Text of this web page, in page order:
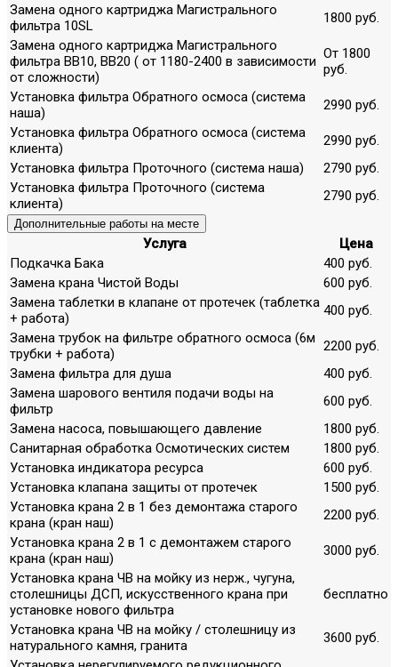
Замена одного картриджа Магистрального
фильтра 10SL
1800 руб.
Замена одного картриджа Магистрального
фильтра ВВ10, ВВ20 ( от 1180-2400 в зависимости
от сложности)
От 1800
руб.
Установка фильтра Обратного осмоса (система
наша)
2990 руб.
Установка фильтра Обратного осмоса (система
клиента)
2990 руб.
Установка фильтра Проточного (система наша)
2790 руб.
Установка фильтра Проточного (система
клиента)
2790 руб.
Дополнительные работы на месте
Услуга
Цена
Подкачка Бака
400 руб.
Замена крана Чистой Воды
600 руб.
Замена таблетки в клапане от протечек (таблетка
+ работа)
400 руб.
Замена трубок на фильтре обратного осмоса (6м
трубки + работа)
2200 руб.
Замена фильтра для душа
400 руб.
Замена шарового вентиля подачи воды на
фильтр
600 руб.
Замена насоса, повышающего давление
1800 руб.
Санитарная обработка Осмотических систем
1800 руб.
Установка индикатора ресурса
600 руб.
Установка клапана защиты от протечек
1500 руб.
Установка крана 2 в 1 без демонтажа старого
крана (кран наш)
2200 руб.
Установка крана 2 в 1 с демонтажем старого
крана (кран наш)
3000 руб.
Установка крана ЧВ на мойку из нерж., чугуна,
столешницы ДСП, искусственного крана при
установке нового фильтра
бесплатно
Установка крана ЧВ на мойку / столешницу из
натурального камня, гранита
3600 руб.